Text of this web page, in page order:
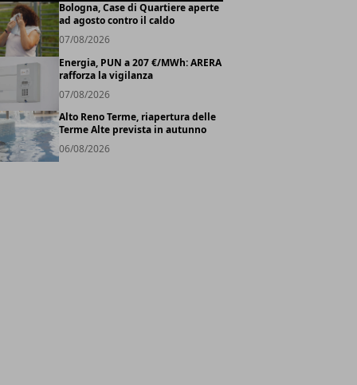
Bologna, Case di Quartiere aperte
ad agosto contro il caldo
07/08/2026
Energia, PUN a 207 €/MWh: ARERA
rafforza la vigilanza
07/08/2026
Alto Reno Terme, riapertura delle
Terme Alte prevista in autunno
06/08/2026